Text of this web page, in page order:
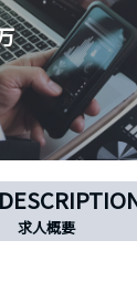
求人概要